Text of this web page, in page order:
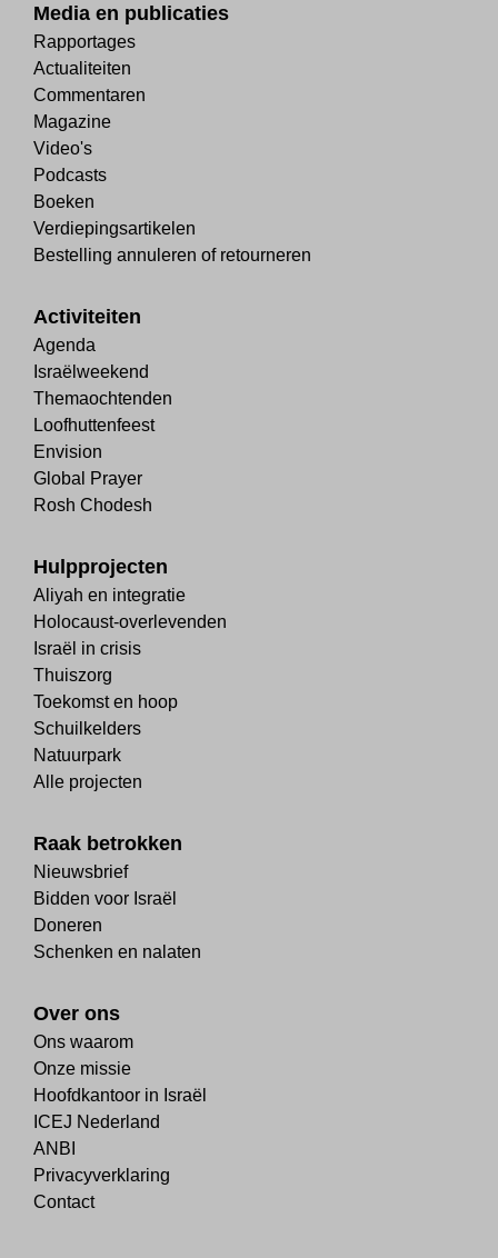
Media en publicaties
Rapportages
Actualiteiten
Commentaren
Magazine
Video's
Podcasts
Boeken
Verdiepingsartikelen
Bestelling annuleren of retourneren
Activiteiten
Agenda
Israëlweekend
Themaochtenden
Loofhuttenfeest
Envision
Global Prayer
Rosh Chodesh
Hulpprojecten
Aliyah en integratie
Holocaust-overlevenden
Israël in crisis
Thuiszorg
Toekomst en hoop
Schuilkelders
Natuurpark
Alle projecten
Raak betrokken
Nieuwsbrief
Bidden voor Israël
Doneren
Schenken en nalaten
Over ons
Ons waarom
Onze missie
Hoofdkantoor in Israël
ICEJ Nederland
ANBI
Privacyverklaring
Contact